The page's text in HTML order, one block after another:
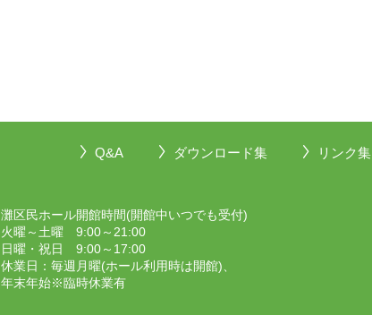
Q&A ダウンロード集 リンク集
灘区民ホール開館時間(開館中いつでも受付)
火曜～土曜 9:00～21:00
日曜・祝日 9:00～17:00
休業日：毎週月曜(ホール利用時は開館)、
年末年始※臨時休業有